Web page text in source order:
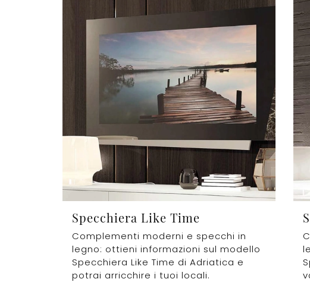
Specchiera Like Time
Complementi moderni e specchi in
legno: ottieni informazioni sul modello
Specchiera Like Time di Adriatica e
potrai arricchire i tuoi locali.